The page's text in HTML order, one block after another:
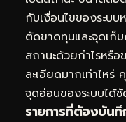
กับเงื่อนไขของระบบ
ตัดขาดทุนและจุดเก็
สถานะด้วยกำไรห
ละเอียดมากเท่าไห
จุดอ่อนของระบบได้ชั
รายการที่ต้องบัน